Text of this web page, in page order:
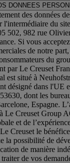
DONNEES
des données
l'intermédiaire du
502, 982 rue
Si vous
de notre
du
par Le Creuset
est situé à
désigné dans l'UE
dont les
Espagne.
Le Creuset Group
et de
Creuset le
la possibilité de
de manière
de vos